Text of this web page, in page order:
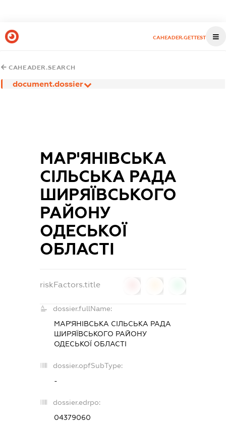
CAHEADER.GETTEST
CAHEADER.SEARCH
document.dossier
МАР'ЯНІВСЬКА
СІЛЬСЬКА РАДА
ШИРЯЇВСЬКОГО
РАЙОНУ
ОДЕСЬКОЇ
ОБЛАСТІ
riskFactors.title
dossier.fullName:
МАР'ЯНІВСЬКА СІЛЬСЬКА РАДА
ШИРЯЇВСЬКОГО РАЙОНУ
ОДЕСЬКОЇ ОБЛАСТІ
dossier.opfSubType:
-
dossier.edrpo:
04379060